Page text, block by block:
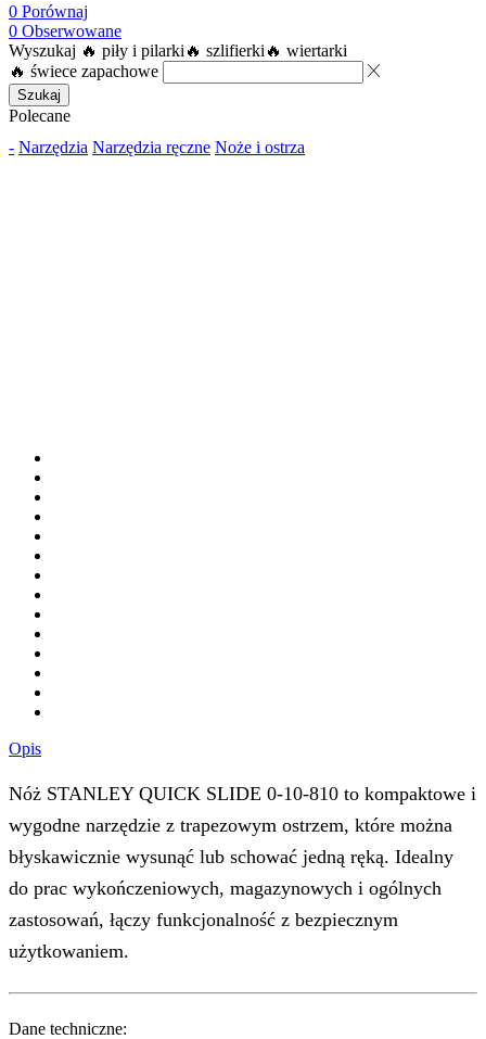
0 Porównaj
0 Obserwowane
Wyszukaj 🔥 piły i pilarki 🔥 szlifierki 🔥 wiertarki
🔥 świece zapachowe
Szukaj
Polecane
- Narzędzia Narzędzia ręczne Noże i ostrza
Opis
Nóż STANLEY QUICK SLIDE 0-10-810 to kompaktowe i
wygodne narzędzie z trapezowym ostrzem, które można
błyskawicznie wysunąć lub schować jedną ręką. Idealny
do prac wykończeniowych, magazynowych i ogólnych
zastosowań, łączy funkcjonalność z bezpiecznym
użytkowaniem.
Dane techniczne: